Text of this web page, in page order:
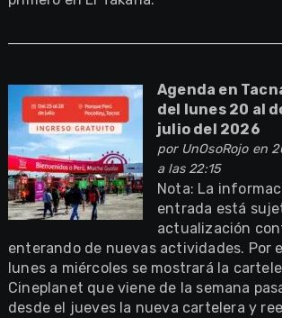
Agenda en
del lunes 20 al
julio del 2026
por UnOsoRojoen
a las 22:15
Nota: La
entrada está
actualización
enterando de nuevas actividades. Por
lunes a miércoles se mostrará la
Cineplanet que viene de la semana
desde el jueves la nueva cartelera y